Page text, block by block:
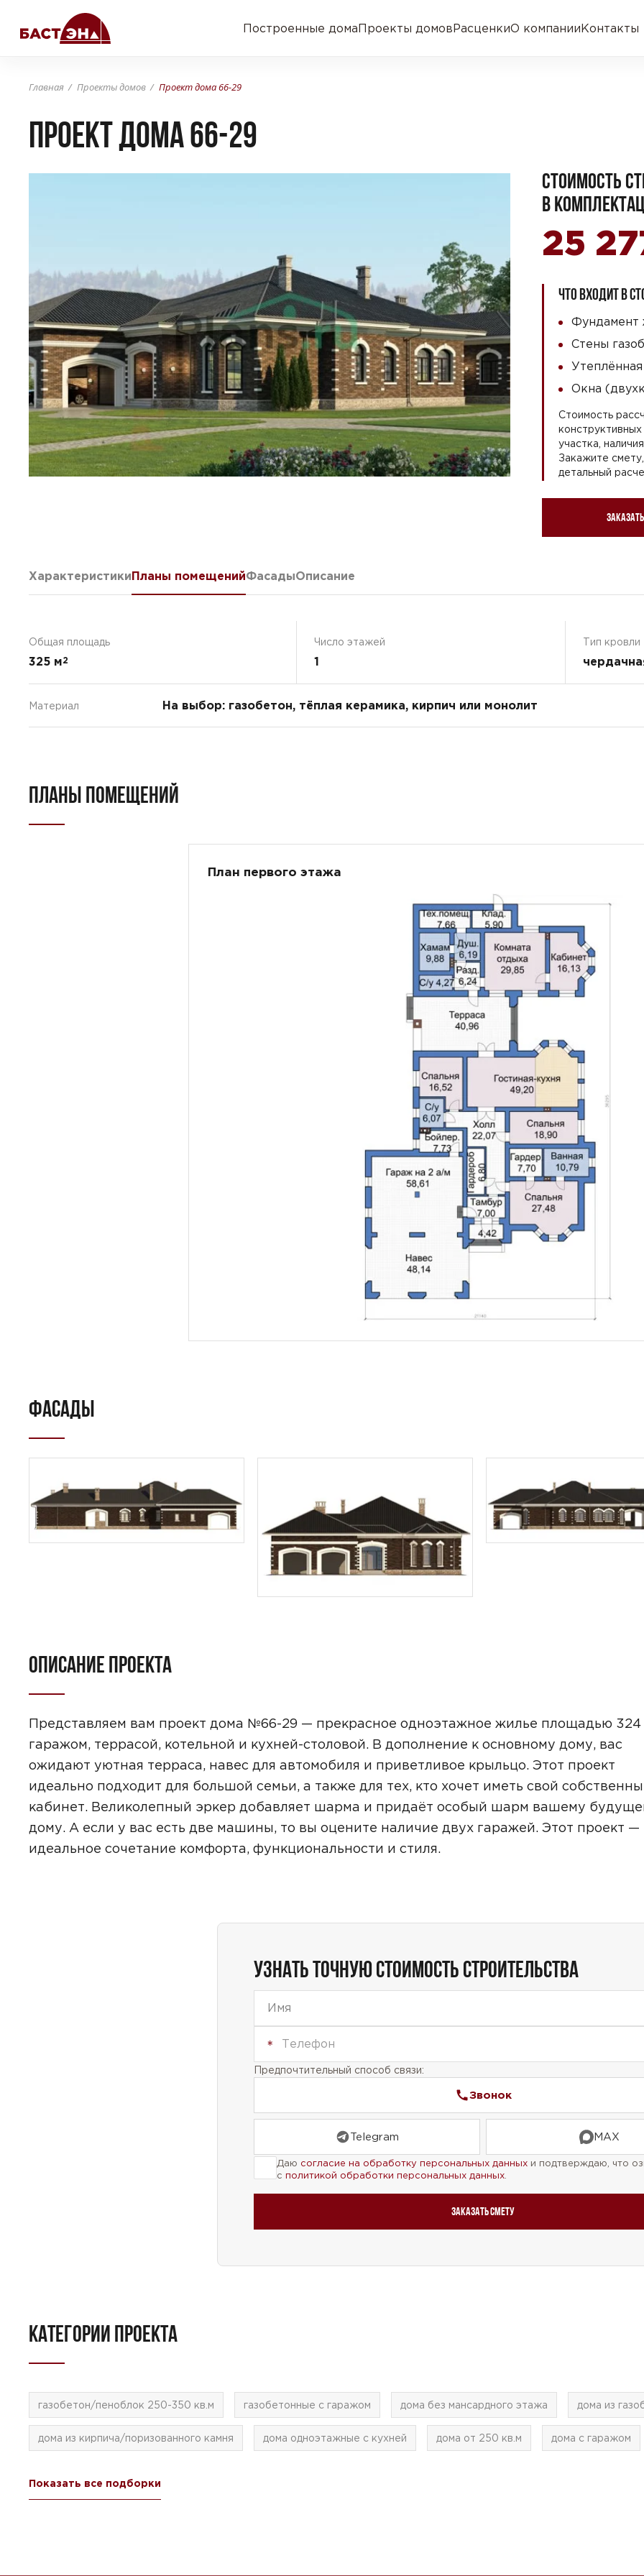
Построенные домаПроекты домовРасценкиО компанииКонтакты
Главная Проекты домов Проект дома 66-29
Проект дома 66-29
СТОИМОСТЬ
В
25
ЧТО ВХОДИТ В
Фундамент
Стены
Окна
Стоимость
участка,
Закажите
детальный
ХарактеристикиПланы помещенийФасадыОписание
Общая площадь
325 м2
Число этажей
1
Тип кровли
Материал На выбор: газобетон, тёплая керамика, кирпич или монолит
ПЛАНЫ ПОМЕЩЕНИЙ
План первого этажа
ФАСАДЫ
ОПИСАНИЕ ПРОЕКТА
Представляем вам проект дома №66-29 — прекрасное одноэтажное жилье площадью 324
гаражом, террасой, котельной и кухней-столовой. В дополнение к основному дому, вас
ожидают уютная терраса, навес для автомобиля и приветливое крыльцо. Этот проект
идеально подходит для большой семьи, а также для тех, кто хочет иметь свой
кабинет. Великолепный эркер добавляет шарма и придаёт особый шарм вашему
дому. А если у вас есть две машины, то вы оцените наличие двух гаражей. Этот проект —
идеальное сочетание комфорта, функциональности и стиля.
УЗНАТЬ ТОЧНУЮ СТОИМОСТЬ СТРОИТЕЛЬСТВА
Предпочтительный способ связи:
Звонок
Telegram MAX
Даю согласие на обработку персональных данных и подтверждаю, что
с политикой обработки персональных данных
Заказать смету
КАТЕГОРИИ ПРОЕКТА
газобетон/пеноблок 250-350 кв.м газобетонные с гаражом дома без мансардного этажа дома из
дома из кирпича/поризованного камня дома одноэтажные с кухней дома от 250 кв.м дома с гаражом
Показать все подборки
ПОИСК
Предпочтительный способ связи:
Telegram MAX
Даюсогласие на обработку персональных данных
с
политикой обработки персональных данных
Рассчитать стоимость